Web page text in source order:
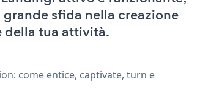
sfida nella creazione
della tua attività.
come entice, captivate, turn e